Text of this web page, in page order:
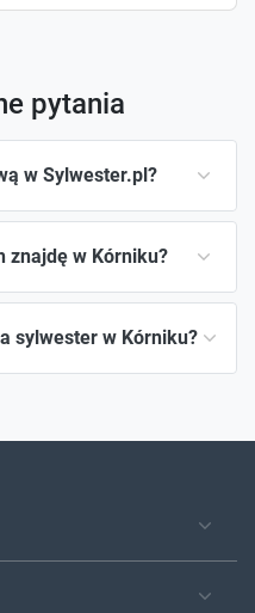
pytania
w Sylwester.pl?
znajdę w Kórniku?
sylwester w Kórniku?